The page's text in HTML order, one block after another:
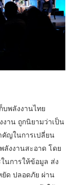
บพลังงานไทย
งาน ถูกนิยามว่าเป็น
คัญในการเปลี่ยน
ลังงานสะอาด โดย
นการให้ข้อมูล ส่ง
ยัด ปลอดภัย ผ่าน